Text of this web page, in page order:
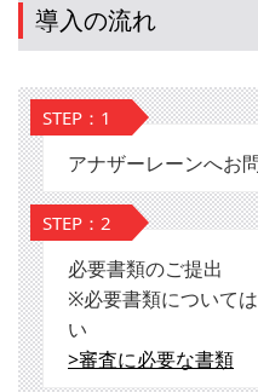
導入の流れ
STEP：1
アナザーレーンへお
STEP：2
必要書類のご提出
※必要書類について
い
>審査に必要な書類